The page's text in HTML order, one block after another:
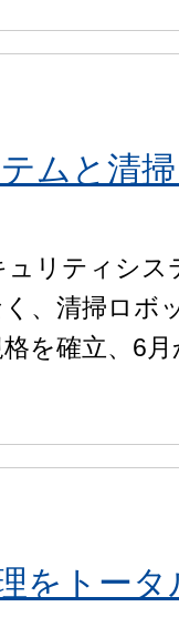
ムと清
リティシ
、清掃ロボ
を確立、6
をトー